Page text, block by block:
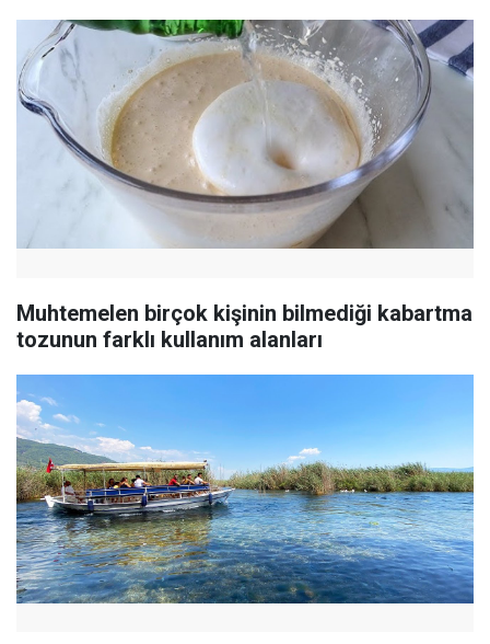
Muhtemelen birçok kişinin bilmediği kabartma
tozunun farklı kullanım alanları